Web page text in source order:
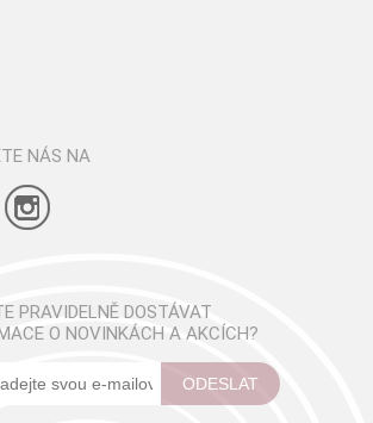
NÁS NA
PRAVIDELNĚ DOSTÁVAT
O NOVINKÁCH A AKCÍCH?
ODESLAT